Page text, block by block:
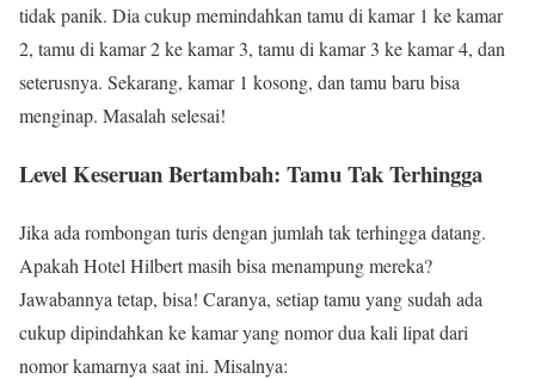
tidak panik. Dia cukup memindahkan tamu di kamar 1 ke kamar
2, tamu di kamar 2 ke kamar 3, tamu di kamar 3 ke kamar 4, dan
seterusnya. Sekarang, kamar 1 kosong, dan tamu baru bisa
menginap. Masalah selesai!
Level Keseruan Bertambah: Tamu Tak Terhingga
Jika ada rombongan turis dengan jumlah tak terhingga datang.
Apakah Hotel Hilbert masih bisa menampung mereka?
Jawabannya tetap, bisa! Caranya, setiap tamu yang sudah ada
cukup dipindahkan ke kamar yang nomor dua kali lipat dari
nomor kamarnya saat ini. Misalnya: